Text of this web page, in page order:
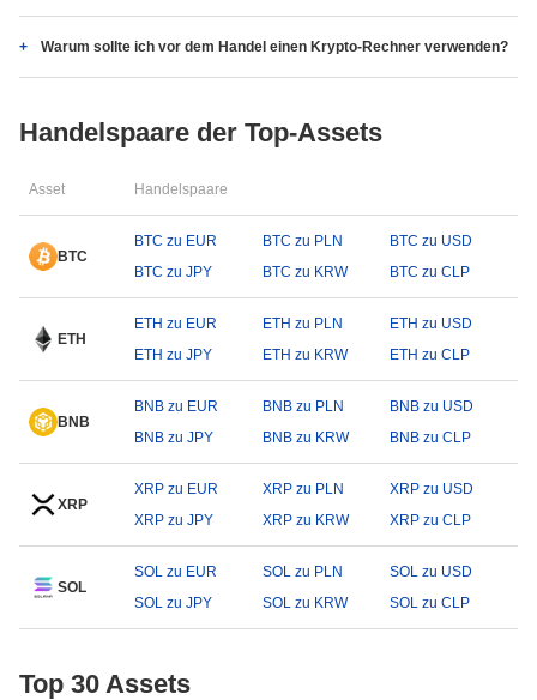
Warum sollte ich vor dem Handel einen Krypto-Rechner verwenden?
Handelspaare der Top-Assets
Asset Handelspaare
BTC
BTC zu EUR BTC zu PLN
BTC zu USD
BTC zu JPY
BTC zu KRW BTC zu CLP
ETH
ETH zu EUR ETH zu PLN
ETH zu USD
ETH zu JPY
ETH zu KRW ETH zu CLP
BNB
BNB zu EUR BNB zu PLN
BNB zu USD
BNB zu JPY
BNB zu KRW BNB zu CLP
XRP
XRP zu EUR XRP zu PLN
XRP zu USD
XRP zu JPY
XRP zu KRW XRP zu CLP
SOL
SOL zu EUR SOL zu PLN
SOL zu USD
SOL zu JPY
SOL zu KRW SOL zu CLP
Top 30 Assets